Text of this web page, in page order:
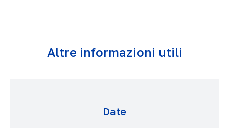
Altre informazioni utili
Date